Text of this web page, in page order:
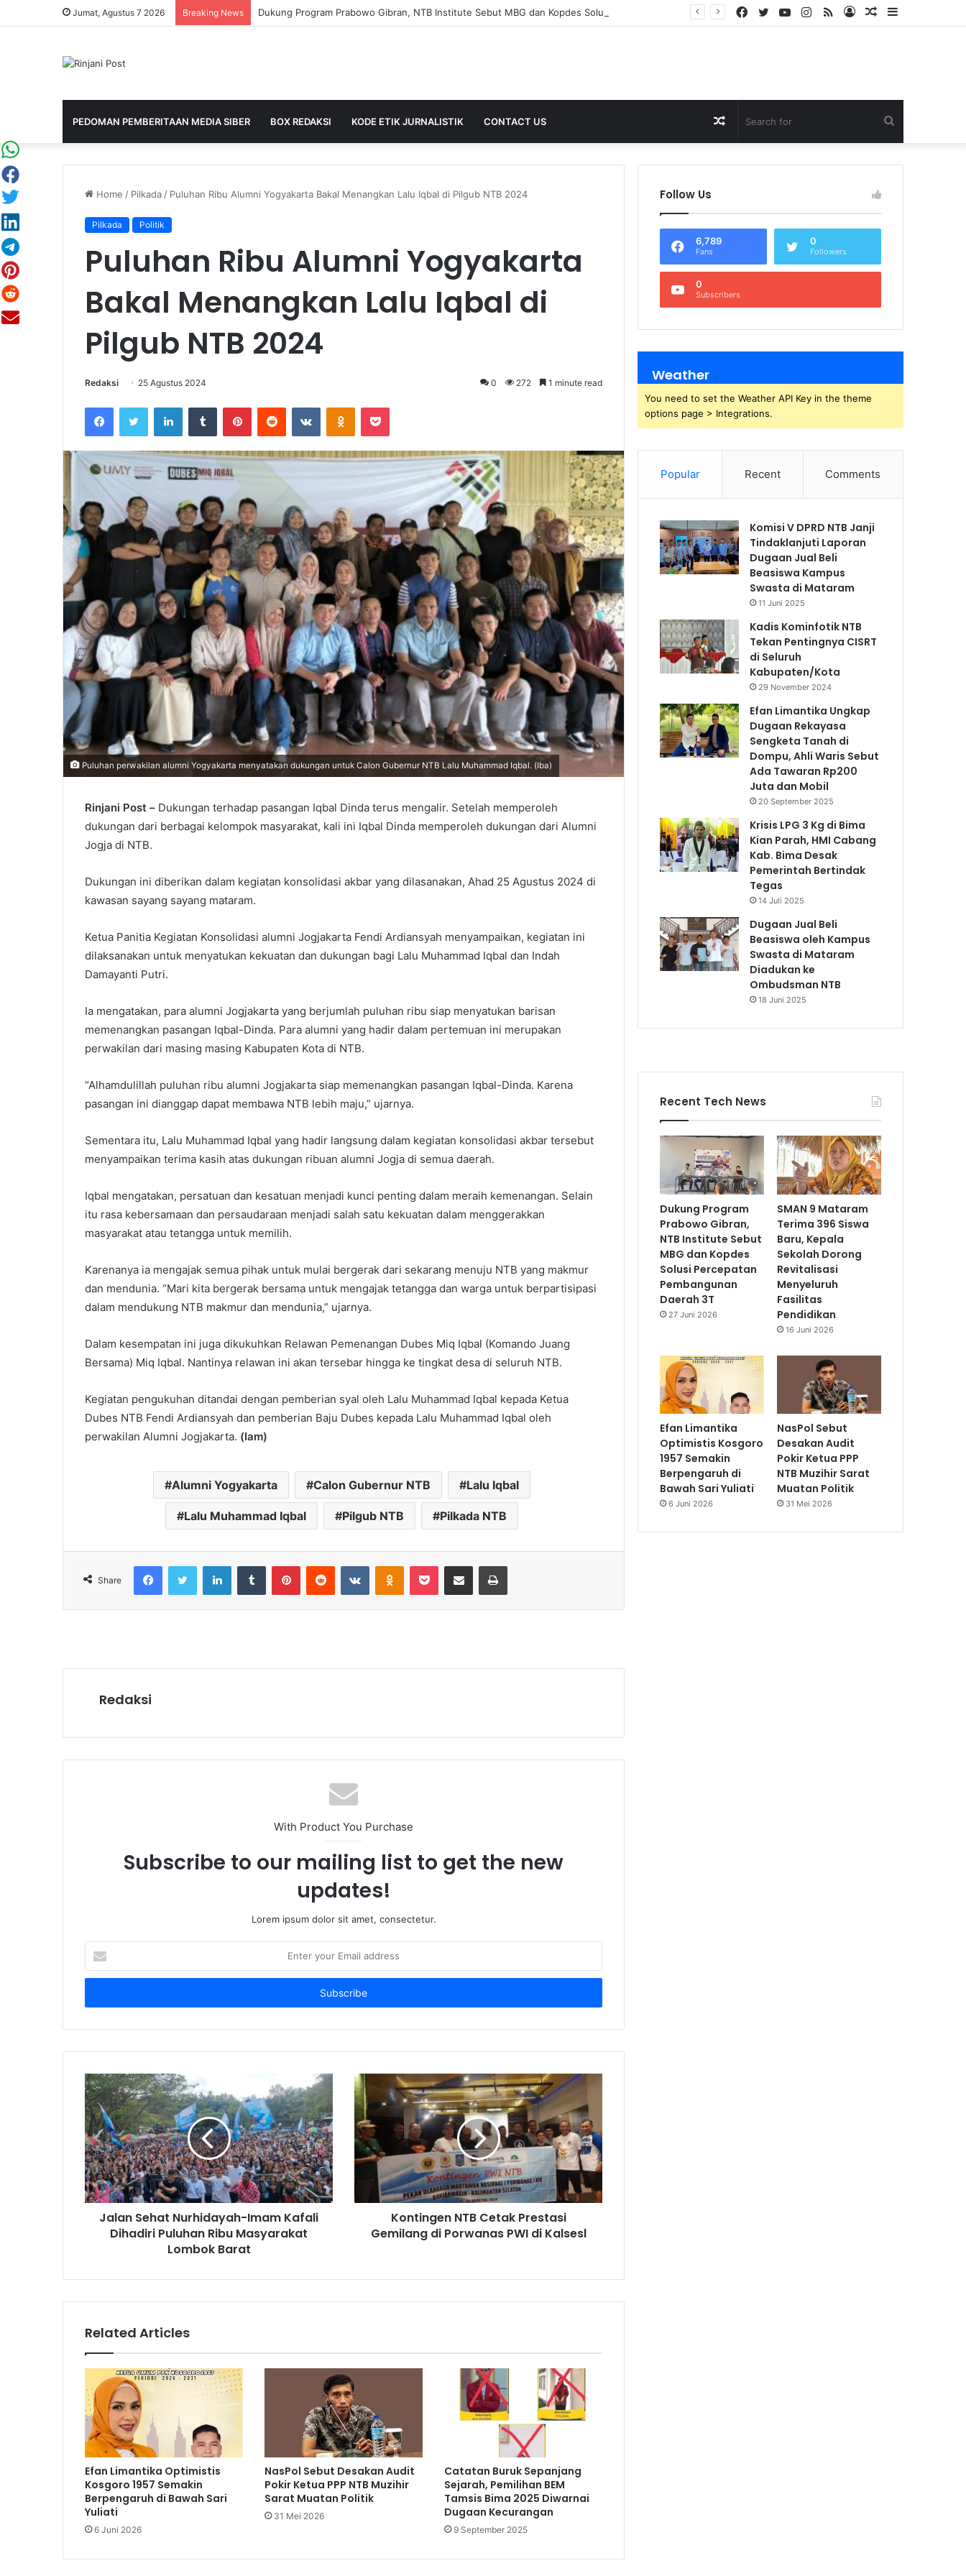
Jumat, Agustus 7 2026 Breaking News
Random
Log
RSS
Instagram
YouTube
Twitter
Facebook
PEDOMAN PEMBERITAAN MEDIA SIBER BOX REDAKSI KODE ETIK JURNALISTIK CONTACT US
for
Random
Article
Home / Pilkada / Puluhan Ribu Alumni Yogyakarta Bakal Menangkan Lalu Iqbal di Pilgub NTB 2024
Pilkada Politik
Puluhan Ribu Alumni Yogyakarta
Bakal Menangkan Lalu Iqbal di
Pilgub NTB 2024
Redaksi 25 Agustus 2024 0 272 1 minute read
FacebookTwitter LinkedIn Tumblr PinterestReddit VKontakteOdnoklassniki
Puluhan perwakilan alumni Yogyakarta menyatakan dukungan untuk Calon Gubernur NTB Lalu Muhammad Iqbal. (Iba)
Rinjani Post – Dukungan terhadap pasangan Iqbal Dinda terus mengalir. Setelah memperoleh
dukungan dari berbagai kelompok masyarakat, kali ini Iqbal Dinda memperoleh dukungan dari Alumni
Jogja di NTB.
Dukungan ini diberikan dalam kegiatan konsolidasi akbar yang dilasanakan, Ahad 25 Agustus 2024 di
kawasan sayang sayang mataram.
Ketua Panitia Kegiatan Konsolidasi alumni Jogjakarta Fendi Ardiansyah menyampaikan, kegiatan ini
dilaksanakan untuk menyatukan kekuatan dan dukungan bagi Lalu Muhammad Iqbal dan Indah
Damayanti Putri.
Ia mengatakan, para alumni Jogjakarta yang berjumlah puluhan ribu siap menyatukan barisan
memenangkan pasangan Iqbal-Dinda. Para alumni yang hadir dalam pertemuan ini merupakan
perwakilan dari masing masing Kabupaten Kota di NTB.
“Alhamdulillah puluhan ribu alumni Jogjakarta siap memenangkan pasangan Iqbal-Dinda. Karena
pasangan ini dianggap dapat membawa NTB lebih maju,” ujarnya.
Sementara itu, Lalu Muhammad Iqbal yang hadir langsung dalam kegiatan konsolidasi akbar tersebut
menyampaikan terima kasih atas dukungan ribuan alumni Jogja di semua daerah.
Iqbal mengatakan, persatuan dan kesatuan menjadi kunci penting dalam meraih kemenangan. Selain
itu rasa kebersamaan dan persaudaraan menjadi salah satu kekuatan dalam menggerakkan
masyarakat atau tetangga untuk memilih.
Karenanya ia mengajak semua pihak untuk mulai bergerak dari sekarang menuju NTB yang makmur
dan mendunia. “Mari kita bergerak bersama untuk mengajak tetangga dan warga untuk berpartisipasi
dalam mendukung NTB makmur dan mendunia,” ujarnya.
Dalam kesempatan ini juga dikukuhkan Relawan Pemenangan Dubes Miq Iqbal (Komando Juang
Bersama) Miq Iqbal. Nantinya relawan ini akan tersebar hingga ke tingkat desa di seluruh NTB.
Kegiatan pengukuhan ditandai dengan pemberian syal oleh Lalu Muhammad Iqbal kepada Ketua
Dubes NTB Fendi Ardiansyah dan pemberian Baju Dubes kepada Lalu Muhammad Iqbal oleh
perwakilan Alumni Jogjakarta. (Iam)
Alumni Yogyakarta Calon Gubernur NTB Lalu Iqbal
Lalu Muhammad Iqbal Pilgub NTB Pilkada NTB
Share
FacebookTwitter LinkedIn Tumblr PinterestReddit VKontakteOdnoklassniki
Pocket Share via Email
Redaksi
With Product You Purchase
Subscribe to our mailing list to get the new
updates!
Lorem ipsum dolor sit amet, consectetur.
your
Email
Jalan Sehat Nurhidayah-Imam Kafali
Dihadiri Puluhan Ribu Masyarakat
Lombok Barat
Kontingen NTB Cetak Prestasi
Gemilang di Porwanas PWI di Kalsesl
Related Articles
Efan Limantika Optimistis
Kosgoro 1957 Semakin
Berpengaruh di Bawah Sari
Yuliati
6 Juni 2026
NasPol Sebut Desakan Audit
Pokir Ketua PPP NTB Muzihir
Sarat Muatan Politik
31 Mei 2026
Catatan Buruk Sepanjang
Sejarah, Pemilihan BEM
Tamsis Bima 2025 Diwarnai
Dugaan Kecurangan
9 September 2025
Follow Us
6,789
Fans
0
Followers
0
Subscribers
Weather
You need to set the Weather API Key in the theme
options page > Integrations.
Popular Recent Comments
Komisi V DPRD NTB Janji
Tindaklanjuti Laporan
Dugaan Jual Beli
Beasiswa Kampus
Swasta di Mataram
11 Juni 2025
Kadis Kominfotik NTB
Tekan Pentingnya CISRT
di Seluruh
Kabupaten/Kota
29 November 2024
Efan Limantika Ungkap
Dugaan Rekayasa
Sengketa Tanah di
Dompu, Ahli Waris Sebut
Ada Tawaran Rp200
Juta dan Mobil
20 September 2025
Krisis LPG 3 Kg di Bima
Kian Parah, HMI Cabang
Kab. Bima Desak
Pemerintah Bertindak
Tegas
14 Juli 2025
Dugaan Jual Beli
Beasiswa oleh Kampus
Swasta di Mataram
Diadukan ke
Ombudsman NTB
18 Juni 2025
Recent Tech News
Dukung Program
Prabowo Gibran,
NTB Institute Sebut
MBG dan Kopdes
Solusi Percepatan
Pembangunan
Daerah 3T
27 Juni 2026
SMAN 9 Mataram
Terima 396 Siswa
Baru, Kepala
Sekolah Dorong
Revitalisasi
Menyeluruh
Fasilitas
Pendidikan
16 Juni 2026
Efan Limantika
Optimistis Kosgoro
1957 Semakin
Berpengaruh di
Bawah Sari Yuliati
6 Juni 2026
NasPol Sebut
Desakan Audit
Pokir Ketua PPP
NTB Muzihir Sarat
Muatan Politik
31 Mei 2026